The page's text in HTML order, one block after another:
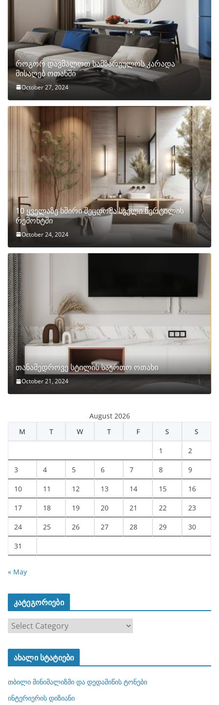
როგორ დავმალოთ სამზარეულოს კარადა
მისაღებ ოთახში
October 27, 2024
10 ყველაზე ხშირი შეცდომა სველი წერტილის
რემონტში
October 24, 2024
თანამედროვე სტილის საერთო ოთახი
October 21, 2024
August 2026
M
T W T F S S
1 2
3 4 5 6 7 8 9
10 11 12 13 14 15 16
17 18 19 20 21 22 23
24 25 26 27 28 29 30
31
« May
კატეგორიები
ტ
ო
რ
ახალი სტატიები
თბილი მინიმალიზმი და დედამიწის ტონები
ინტერიერის დიზიანი